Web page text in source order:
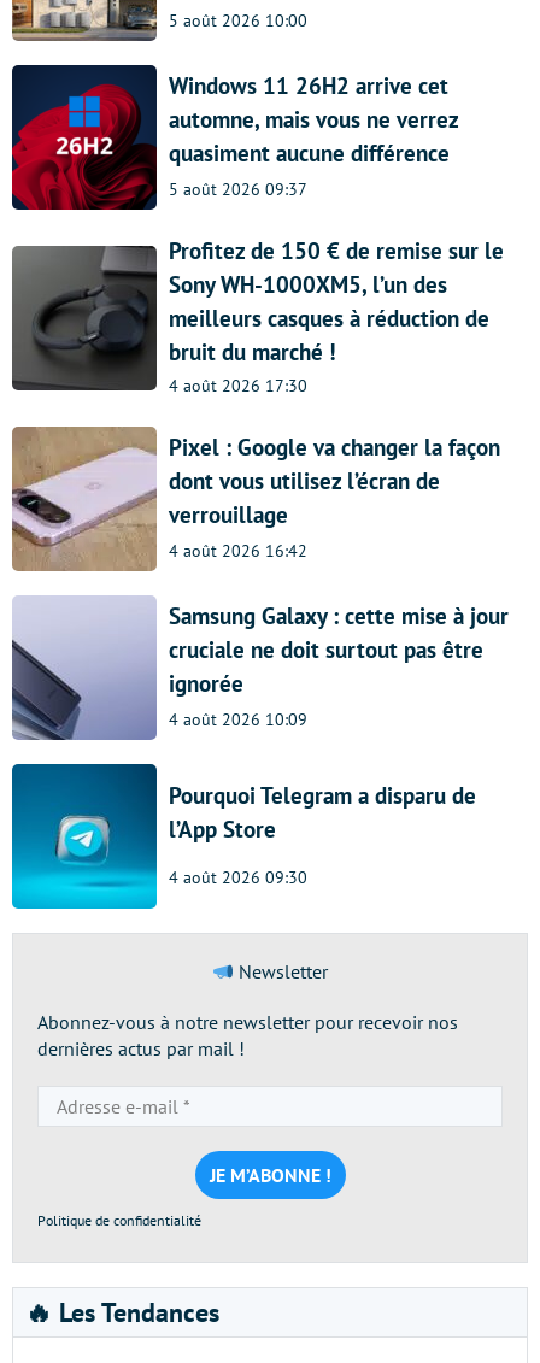
5 août 2026 10:00
Windows 11 26H2 arrive cet
automne, mais vous ne verrez
quasiment aucune différence
5 août 2026 09:37
Profitez de 150 € de remise sur le
Sony WH-1000XM5, l’un des
meilleurs casques à réduction de
bruit du marché !
4 août 2026 17:30
Pixel : Google va changer la façon
dont vous utilisez l’écran de
verrouillage
4 août 2026 16:42
Samsung Galaxy : cette mise à jour
cruciale ne doit surtout pas être
ignorée
4 août 2026 10:09
Pourquoi Telegram a disparu de
l’App Store
4 août 2026 09:30
Newsletter
Abonnez-vous à notre newsletter pour recevoir nos
dernières actus par mail !
e-
mail
*
Politique de confidentialité
🔥 Les Tendances